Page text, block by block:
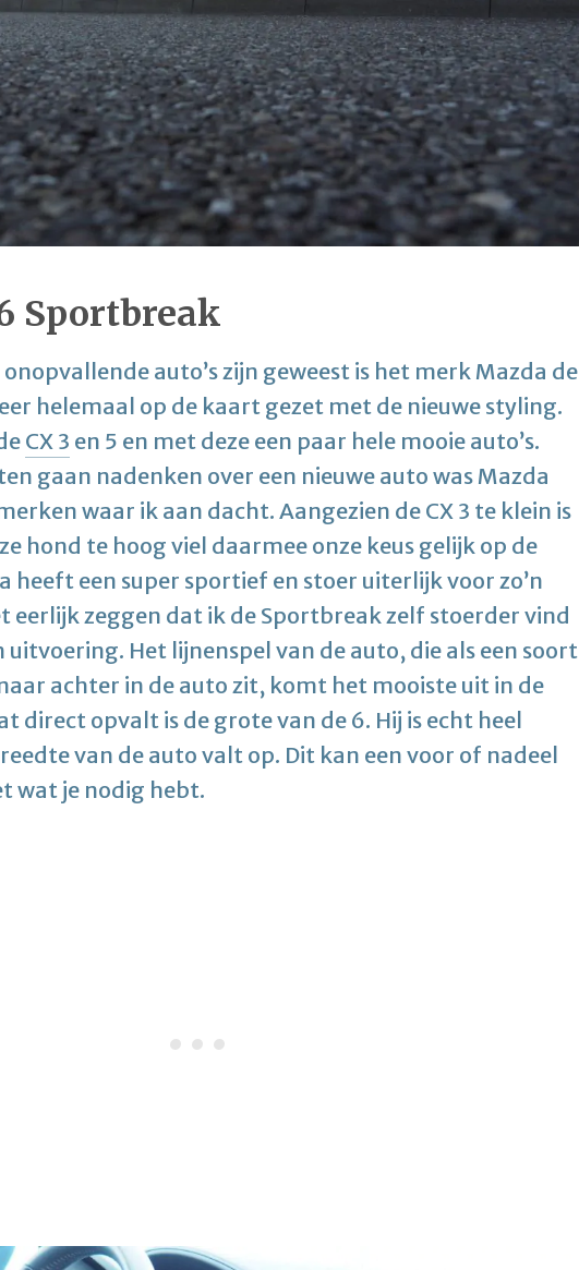
Sportbreak
auto’s zijn geweest is het merk Mazda de
helemaal op de kaart gezet met de nieuwe styling.
CX 3 en 5 en met deze een paar hele mooie auto’s.
gaan nadenken over een nieuwe auto was Mazda
waar ik aan dacht. Aangezien de CX 3 te klein is
hond te hoog viel daarmee onze keus gelijk op de
heeft een super sportief en stoer uiterlijk voor zo’n
eerlijk zeggen dat ik de Sportbreak zelf stoerder vind
uitvoering. Het lijnenspel van de auto, die als een soort
achter in de auto zit, komt het mooiste uit in de
direct opvalt is de grote van de 6. Hij is echt heel
van de auto valt op. Dit kan een voor of nadeel
wat je nodig hebt.